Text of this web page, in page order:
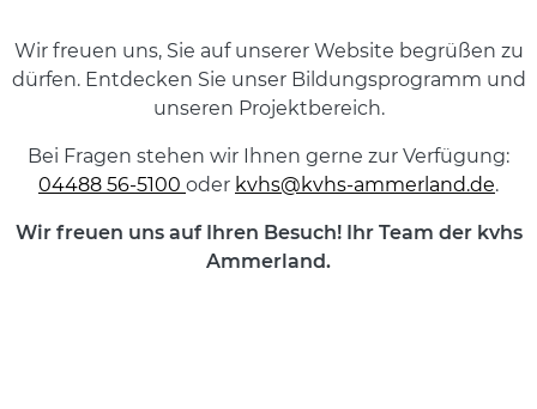
Wir freuen uns, Sie auf unserer Website begrüßen zu
dürfen. Entdecken Sie unser Bildungsprogramm und
unseren Projektbereich.
Bei Fragen stehen wir Ihnen gerne zur Verfügung:
04488 56-5100 oder kvhs@kvhs-ammerland.de.
Wir freuen uns auf Ihren Besuch! Ihr Team der kvhs
Ammerland.